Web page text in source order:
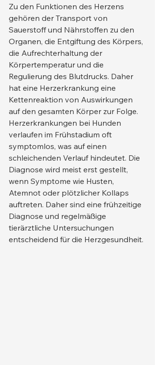
Zu den Funktionen des Herzens
gehören der Transport von
Sauerstoff und Nährstoffen zu den
Organen, die Entgiftung des Körpers,
die Aufrechterhaltung der
Körpertemperatur und die
Regulierung des Blutdrucks. Daher
hat eine Herzerkrankung eine
Kettenreaktion von Auswirkungen
auf den gesamten Körper zur Folge.
Herzerkrankungen bei Hunden
verlaufen im Frühstadium oft
symptomlos, was auf einen
schleichenden Verlauf hindeutet. Die
Diagnose wird meist erst gestellt,
wenn Symptome wie Husten,
Atemnot oder plötzlicher Kollaps
auftreten. Daher sind eine frühzeitige
Diagnose und regelmäßige
tierärztliche Untersuchungen
entscheidend für die Herzgesundheit.